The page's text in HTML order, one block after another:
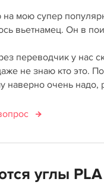
на мою супер
вьетнамец. Он в
переводчик у нас
не знаю кто это.
наверно очень надо,
углы PLA